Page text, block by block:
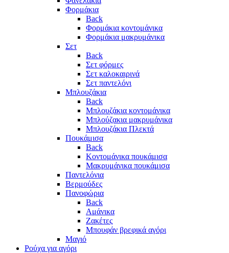
Φορμάκια
Back
Φορμάκια κοντομάνικα
Φορμάκια μακρυμάνικα
Σετ
Back
Σετ φόρμες
Σετ καλοκαιρινά
Σετ παντελόνι
Μπλουζάκια
Back
Μπλουζάκια κοντομάνικα
Μπλούζακια μακρυμάνικα
Μπλουζάκια Πλεκτά
Πουκάμισα
Back
Κοντομάνικα πουκάμισα
Μακρυμάνικα πουκάμισα
Παντελόνια
Βερμούδες
Πανοφώρια
Back
Αμάνικα
Ζακέτες
Μπουφάν βρεφικά αγόρι
Μαγιό
Ρούχα για αγόρι